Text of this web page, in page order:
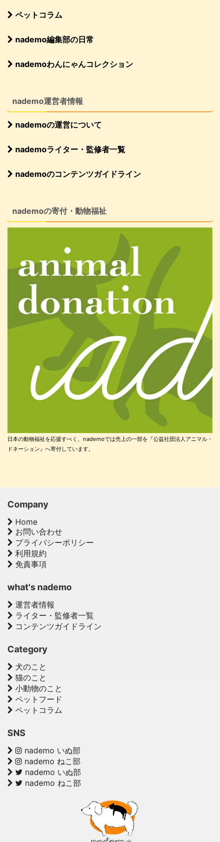
ペットコラム
nademo編集部の日常
nademoわんにゃんコレクション
nademo運営者情報
nademoの運営について
nademoライター・監修者一覧
nademoのコンテンツガイドライン
nademoの寄付・動物福祉
日本の動物福祉を応援すべく、nademoでは売上の一部を『公益社団法人アニマル・
ドネーション』へ寄付しています。
Company
Home
お問い合わせ
プライバシーポリシー
利用規約
免責事項
what's nademo
運営者情報
ライター・監修者一覧
コンテンツガイドライン
Category
犬のこと
猫のこと
小動物のこと
ペットフード
ペットコラム
SNS
nademo いぬ部
nademo ねこ部
nademo いぬ部
nademo ねこ部